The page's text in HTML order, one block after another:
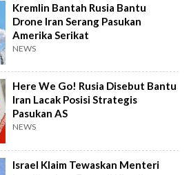
Kremlin Bantah Rusia Bantu
Drone Iran Serang Pasukan
Amerika Serikat
NEWS
Here We Go! Rusia Disebut Bantu
Iran Lacak Posisi Strategis
Pasukan AS
NEWS
Israel Klaim Tewaskan Menteri